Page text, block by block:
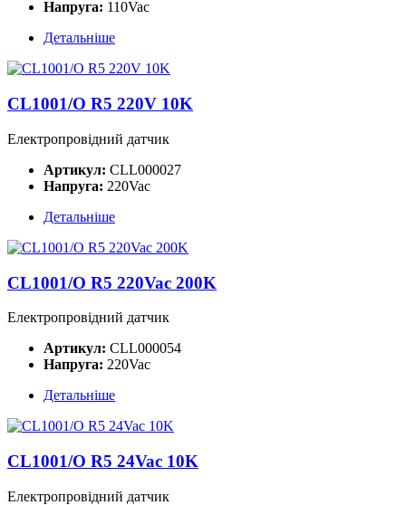
Напруга: 110Vac
Детальніше
CL1001/O R5 220V 10K
Електропровідний датчик
Артикул: CLL000027
Напруга: 220Vac
Детальніше
CL1001/O R5 220Vac 200K
Електропровідний датчик
Артикул: CLL000054
Напруга: 220Vac
Детальніше
CL1001/O R5 24Vac 10K
Електропровідний датчик